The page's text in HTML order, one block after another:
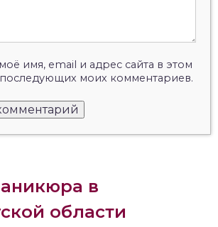
имя, email и адрес сайта в этом
моих комментариев.
в
области